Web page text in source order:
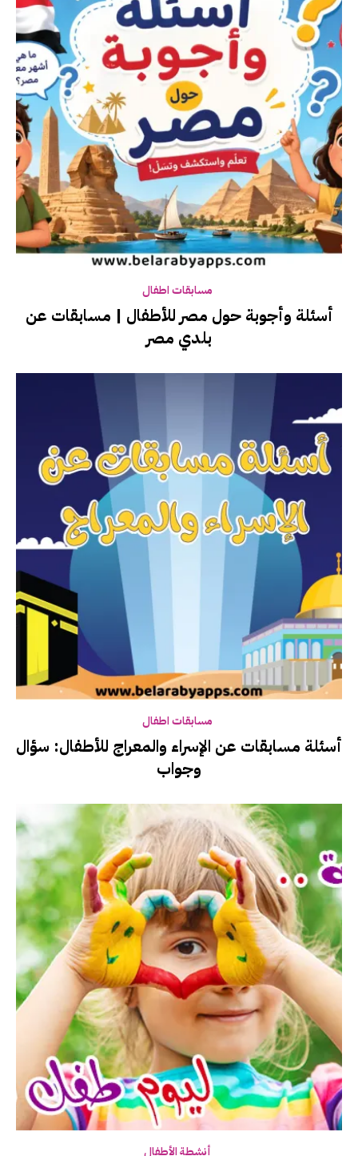
مسابقات اطفال
أسئلة وأجوبة حول مصر للأطفال | مسابقات عن
بلدي مصر
مسابقات اطفال
أسئلة مسابقات عن الإسراء والمعراج للأطفال: سؤال
وجواب
أنشطة الأطفال